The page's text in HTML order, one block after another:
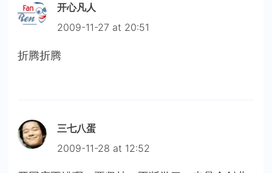
开心凡人
2009-11-27 at 20:51
折腾折腾
三七八蛋
2009-11-28 at 12:52